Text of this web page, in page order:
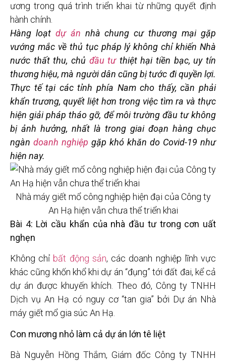
ương trong quá trình triển khai từ những quyết định
hành chính.
Hàng loạt dự án nhà chung cư thương mại gặp
vướng mắc về thủ tục pháp lý không chỉ khiến Nhà
nước thất thu, chủ đầu tưthiệt hại tiền bạc, uy tín
thương hiệu, mà người dân cũng bị tước đi quyền lợi.
Thực tế tại các tỉnh phía Nam cho thấy, cần phải
khẩn trương, quyết liệt hơn trong việc tìm ra và thực
hiện giải pháp tháo gỡ, để môi trường đầu tư không
bị ảnh hưởng, nhất là trong giai đoạn hàng chục
ngàn doanh nghiệp gặp khó khăn do Covid-19 như
hiện nay.
Nhà máy giết mổ công nghiệp hiện đại của Công ty
An Hạ hiện vẫn chưa thể triển khai
Bài 4: Lời cầu khẩn của nhà đầu tư trong cơn uất
nghẹn
Không chỉ bất động sản, các doanh nghiệp lĩnh vực
khác cũng khốn khổ khi dự án “đụng” tới đất đai, kể cả
dự án được khuyến khích. Theo đó, Công ty TNHH
Dịch vụ An Hạ có nguy cơ “tan gia” bởi Dự án Nhà
máy giết mổ gia súc An Hạ.
Con mương nhỏ làm cả dự án lớn tê liệt
Bà Nguyễn Hồng Thắm, Giám đốc Công ty TNHH